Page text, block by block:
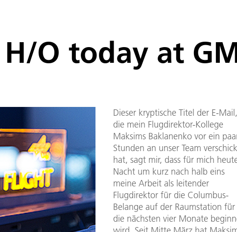
H/O today at
Dieser kryptische Titel der E-Mail,
die mein Flugdirektor-Kollege
Maksims Baklanenko vor ein
Stunden an unser Team
hat, sagt mir, dass für mich
Nacht um kurz nach halb eins
meine Arbeit als leitender
Flugdirektor für die Columbus-
Belange auf der Raumstation für
die nächsten vier Monate